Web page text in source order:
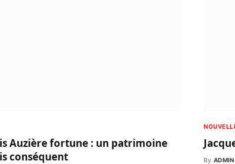
Auzière fortune : un patrimoine
conséquent
By ADMIN